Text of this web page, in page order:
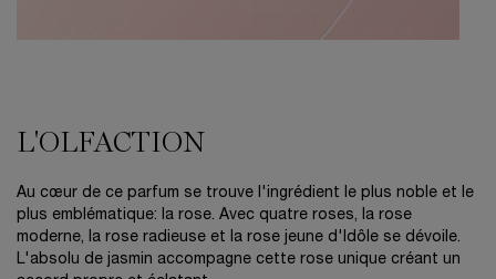
L'OLFACTION
Au cœur de ce parfum se trouve l'ingrédient le plus noble et le
plus emblématique: la rose. Avec quatre roses, la rose
moderne, la rose radieuse et la rose jeune d'Idôle se dévoile.
L'absolu de jasmin accompagne cette rose unique créant un